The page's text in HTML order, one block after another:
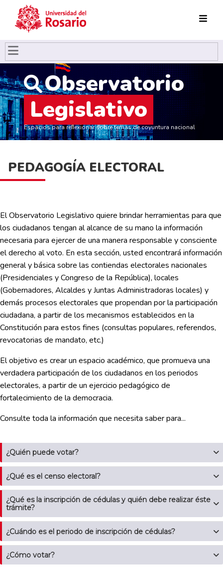
Pasar al contenido principal
Observatorio
Legislativo
Espacios para reﬂexionar sobre temas de coyuntura nacional
PEDAGOGÍA ELECTORAL
El Observatorio Legislativo quiere brindar herramientas para que
los ciudadanos tengan al alcance de su mano la información
necesaria para ejercer de una manera responsable y consciente
el derecho al voto. En esta sección, usted encontrará información
general y básica sobre las contiendas electorales nacionales
(Presidenciales y Congreso de la República), locales
(Gobernadores, Alcaldes y Juntas Administradoras locales) y
demás procesos electorales que propendan por la participación
ciudadana, a partir de los mecanismos establecidos en la
Constitución para estos fines (consultas populares, referendos,
revocatorias de mandato, etc.)
El objetivo es crear un espacio académico, que promueva una
verdadera participación de los ciudadanos en los periodos
electorales, a partir de un ejercicio pedagógico de
fortalecimiento de la democracia.
Consulte toda la información que necesita saber para...
¿Quién puede votar?
¿Qué es el censo electoral?
¿Qué es la inscripción de cédulas y quién debe realizar éste
trámite?
¿Cuándo es el periodo de inscripción de cédulas?
¿Cómo votar?